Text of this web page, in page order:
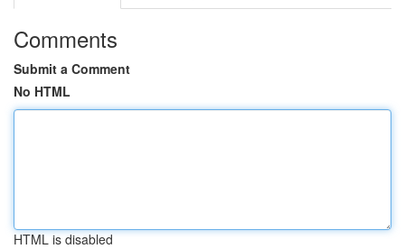
Comments
Submit a Comment
No HTML
HTML is disabled